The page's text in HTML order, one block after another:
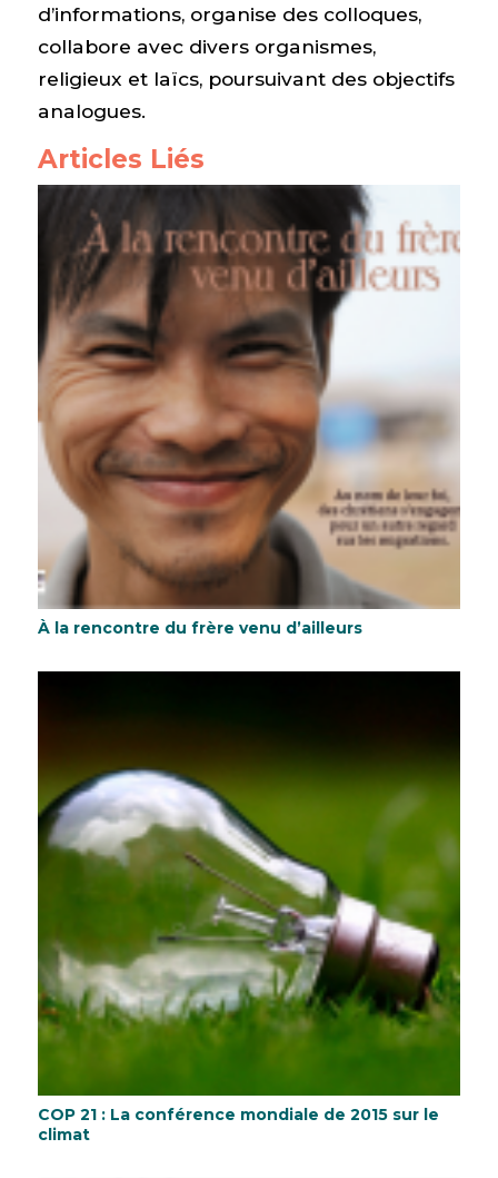
d’informations, organise des colloques,
collabore avec divers organismes,
religieux et laïcs, poursuivant des objectifs
analogues.
Articles Liés
À la rencontre du frère venu d’ailleurs
COP 21 : La conférence mondiale de 2015 sur le
climat